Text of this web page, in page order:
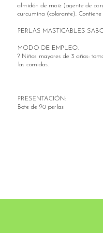
almidón de maiz (agente de
curcumina (colorante). Contiene
PERLAS MASTICABLES
MODO DE EMPLEO:
? Niños mayores de 3 años:
las comidas.
PRESENTACIÓN:
Bote de 90 perlas